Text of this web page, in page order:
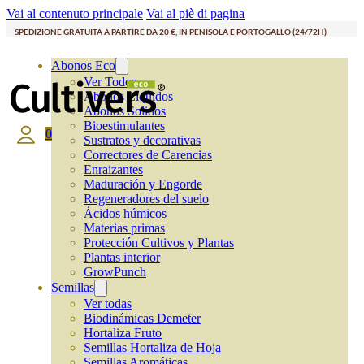
Vai al contenuto principale Vai al piè di pagina
SPEDIZIONE GRATUITA A PARTIRE DA 20 €, IN PENISOLA E PORTOGALLO (24/72H)
Abonos Eco
Ver Todos
Abonos Líquidos
Abonos Solidos
Bioestimulantes
Sustratos y decorativas
Correctores de Carencias
Enraizantes
Maduración y Engorde
Regeneradores del suelo
Ácidos húmicos
Materias primas
Protección Cultivos y Plantas
Plantas interior
GrowPunch
Semillas
Ver todas
Biodinámicas Demeter
Hortaliza Fruto
Semillas Hortaliza de Hoja
0